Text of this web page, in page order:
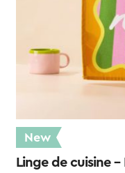
New
Linge de cuisine –